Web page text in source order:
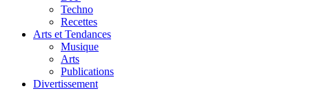
Techno
Recettes
Arts et Tendances
Musique
Arts
Publications
Divertissement